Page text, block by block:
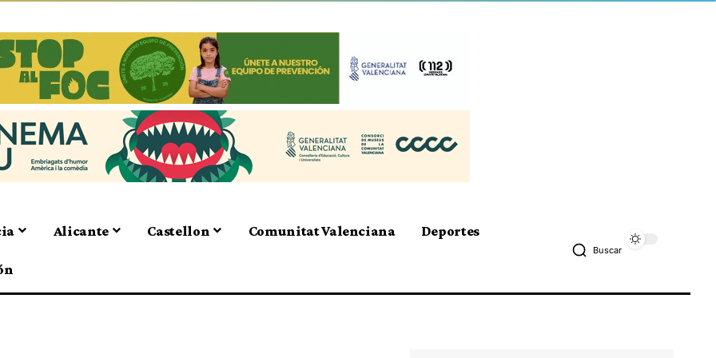
Alicante Castellon Comunitat Valenciana Deportes
Buscar